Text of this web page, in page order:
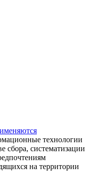
технологии
сбора, систематизации
на территории